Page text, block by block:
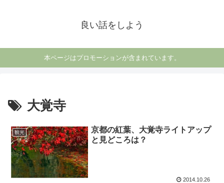
良い話をしよう
本ページはプロモーションが含まれています。
大覚寺
観光
京都の紅葉、大覚寺ライトアップ
と見どころは？
2014.10.26